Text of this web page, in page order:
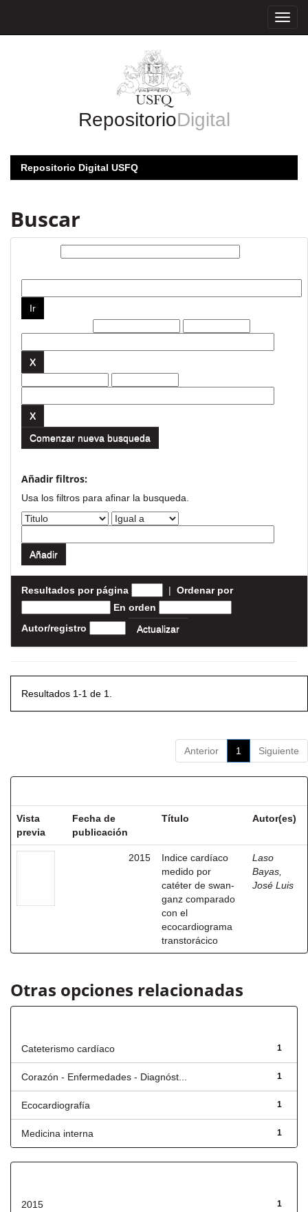
RepositorioDigital
Repositorio Digital USFQ
Buscar
Comenzar nueva busqueda
Añadir filtros:
Usa los filtros para afinar la busqueda.
Resultados por página | Ordenar por
En orden
Autor/registro
Resultados 1-1 de 1.
Anterior 1 Siguiente
Vista
previa
Fecha de
publicación
Título Autor(es)
2015
Indice cardíaco
medido por
catéter de swan-
ganz comparado
con el
ecocardiograma
transtorácico
Laso
Bayas,
José Luis
Otras opciones relacionadas
1
Cateterismo cardíaco
1
Corazón - Enfermedades - Diagnóst...
1
Ecocardiografía
1
Medicina interna
1
2015